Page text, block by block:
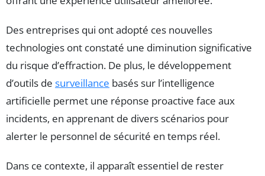
Des entreprises qui ont adopté ces nouvelles
technologies ont constaté une diminution significative
du risque d’effraction. De plus, le développement
d’outils de surveillance basés sur l’intelligence
artificielle permet une réponse proactive face aux
incidents, en apprenant de divers scénarios pour
alerter le personnel de sécurité en temps réel.
Dans ce contexte, il apparaît essentiel de rester